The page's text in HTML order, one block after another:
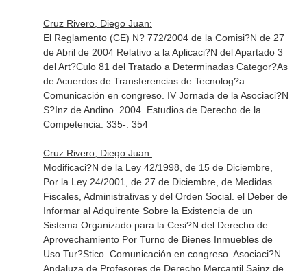
Cruz Rivero, Diego Juan:
El Reglamento (CE) N? 772/2004 de la Comisi?N de 27
de Abril de 2004 Relativo a la Aplicaci?N del Apartado 3
del Art?Culo 81 del Tratado a Determinadas Categor?As
de Acuerdos de Transferencias de Tecnolog?a.
Comunicación en congreso. IV Jornada de la Asociaci?N
S?Inz de Andino. 2004. Estudios de Derecho de la
Competencia. 335-. 354
Cruz Rivero, Diego Juan:
Modificaci?N de la Ley 42/1998, de 15 de Diciembre,
Por la Ley 24/2001, de 27 de Diciembre, de Medidas
Fiscales, Administrativas y del Orden Social. el Deber de
Informar al Adquirente Sobre la Existencia de un
Sistema Organizado para la Cesi?N del Derecho de
Aprovechamiento Por Turno de Bienes Inmuebles de
Uso Tur?Stico. Comunicación en congreso. Asociaci?N
Andaluza de Profesores de Derecho Mercantil Sainz de